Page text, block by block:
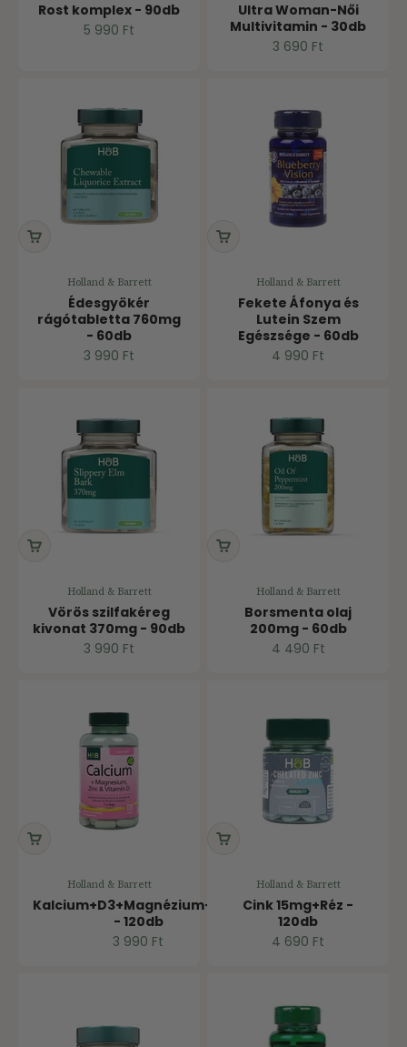
Rost komplex - 90db
Ár
5 990 Ft
Ultra Woman-Női
Multivitamin - 30db
Ár
3 690 Ft
Holland & Barrett
Édesgyökér
rágótabletta 760mg
- 60db
Ár
3 990 Ft
Holland & Barrett
Fekete Áfonya és
Lutein Szem
Egészsége - 60db
Ár
4 990 Ft
Holland & Barrett
Vörös szilfakéreg
kivonat 370mg - 90db
Ár
3 990 Ft
Holland & Barrett
Borsmenta olaj
200mg - 60db
Ár
4 490 Ft
Holland & Barrett
Kalcium+D3+Magnézium+Cink
- 120db
Ár
3 990 Ft
Holland & Barrett
Cink 15mg+Réz -
120db
Ár
4 690 Ft